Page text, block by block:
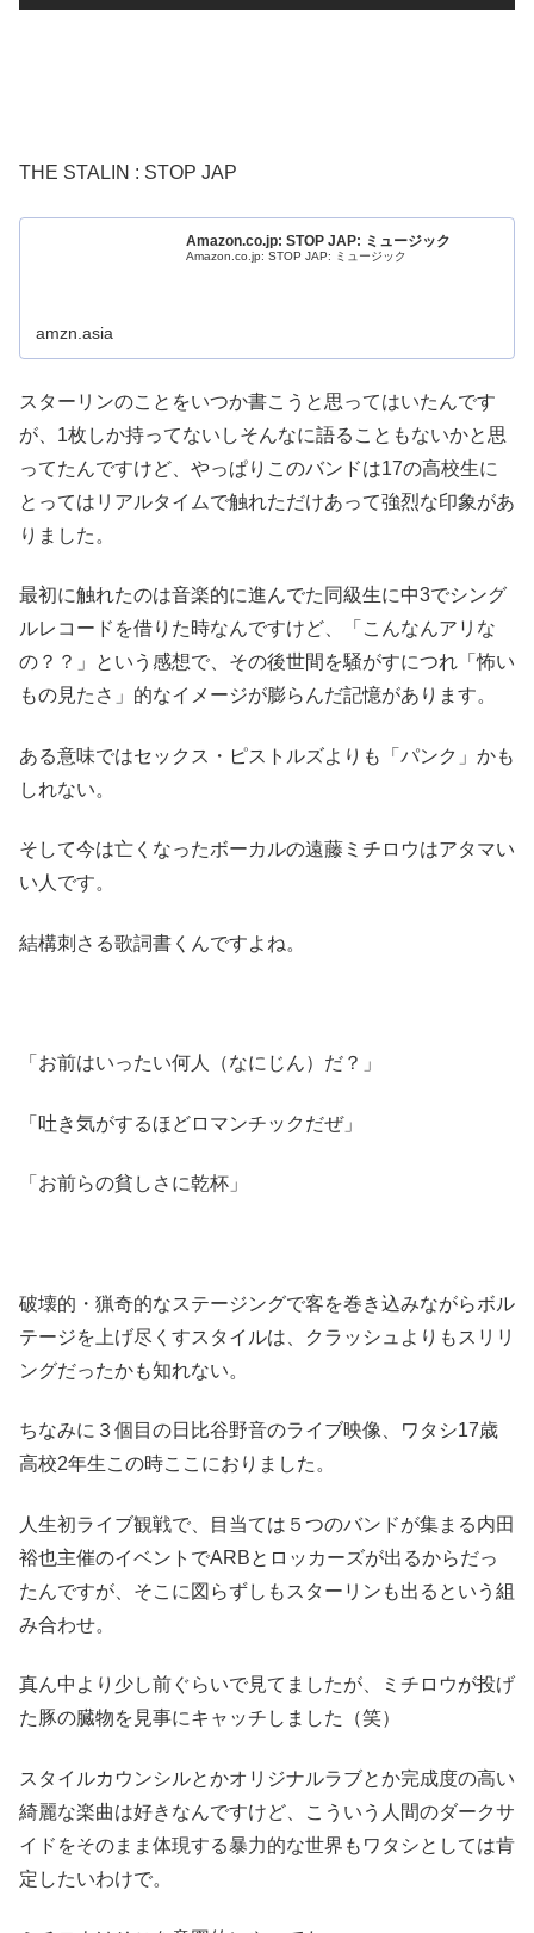
THE STALIN : STOP JAP
Amazon.co.jp: STOP JAP: ミュージック
Amazon.co.jp: STOP JAP: ミュージック
amzn.asia
スターリンのことをいつか書こうと思ってはいたんです
が、1枚しか持ってないしそんなに語ることもないかと思
ってたんですけど、やっぱりこのバンドは17の高校生に
とってはリアルタイムで触れただけあって強烈な印象があ
りました。
最初に触れたのは音楽的に進んでた同級生に中3でシング
ルレコードを借りた時なんですけど、「こんなんアリな
の？？」という感想で、その後世間を騒がすにつれ「怖い
もの見たさ」的なイメージが膨らんだ記憶があります。
ある意味ではセックス・ピストルズよりも「パンク」かも
しれない。
そして今は亡くなったボーカルの遠藤ミチロウはアタマい
い人です。
結構刺さる歌詞書くんですよね。
「お前はいったい何人（なにじん）だ？」
「吐き気がするほどロマンチックだぜ」
「お前らの貧しさに乾杯」
破壊的・猟奇的なステージングで客を巻き込みながらボル
テージを上げ尽くすスタイルは、クラッシュよりもスリリ
ングだったかも知れない。
ちなみに３個目の日比谷野音のライブ映像、ワタシ17歳
高校2年生この時ここにおりました。
人生初ライブ観戦で、目当ては５つのバンドが集まる内田
裕也主催のイベントでARBとロッカーズが出るからだっ
たんですが、そこに図らずしもスターリンも出るという組
み合わせ。
真ん中より少し前ぐらいで見てましたが、ミチロウが投げ
た豚の臓物を見事にキャッチしました（笑）
スタイルカウンシルとかオリジナルラブとか完成度の高い
綺麗な楽曲は好きなんですけど、こういう人間のダークサ
イドをそのまま体現する暴力的な世界もワタシとしては肯
定したいわけで。